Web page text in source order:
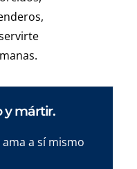
y mártir.
ama a sí mismo